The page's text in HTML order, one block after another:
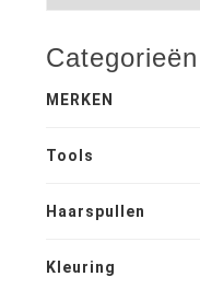
Categorieën
MERKEN
Tools
Haarspullen
Kleuring